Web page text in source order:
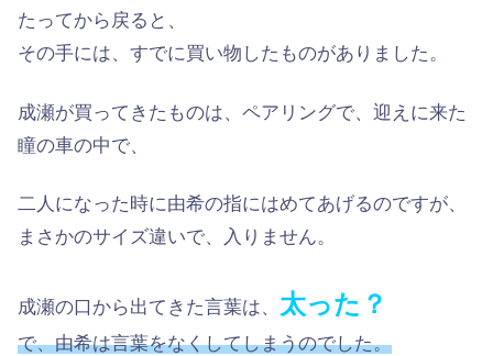
たってから戻ると、
その手には、すでに買い物したものがありました。
成瀬が買ってきたものは、ペアリングで、迎えに来た
瞳の車の中で、
二人になった時に由希の指にはめてあげるのですが、
まさかのサイズ違いで、入りません。
成瀬の口から出てきた言葉は、 太った？
で、由希は言葉をなくしてしまうのでした。